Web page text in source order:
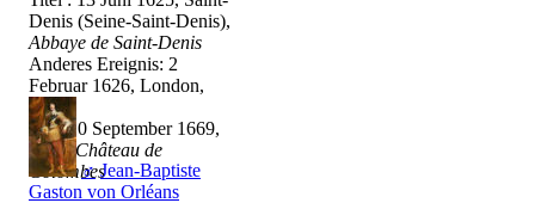
Denis (Seine-Saint-Denis),
Abbaye de Saint-Denis
Anderes Ereignis: 2
Februar 1626, London,
Sacre
Tod: 10 September 1669,
Paris,Château de
Colombes
♂ Jean-Baptiste
Gaston von Orléans